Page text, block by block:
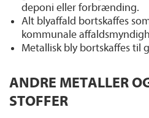
deponi eller forbrænding.
Alt blyaffald bortskaffes
kommunale
Metallisk bly bortskaffes til
ANDRE METALLER
STOFFER